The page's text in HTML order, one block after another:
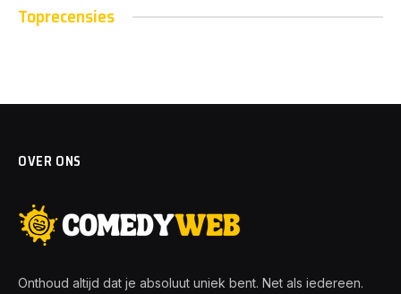
Toprecensies
OVER ONS
Onthoud altijd dat je absoluut uniek bent. Net als iedereen.